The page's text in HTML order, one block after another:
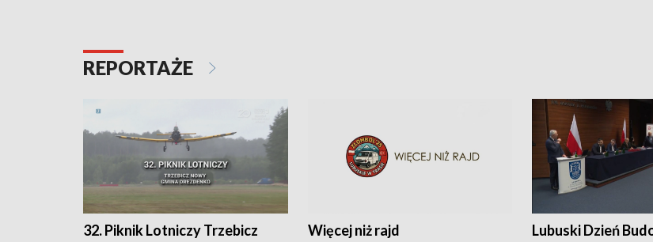
REPORTAŻE
32. Piknik Lotniczy Trzebicz
Więcej niż rajd Lubuski Dzień